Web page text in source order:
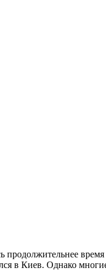
продолжительнее
в Киев. Однако